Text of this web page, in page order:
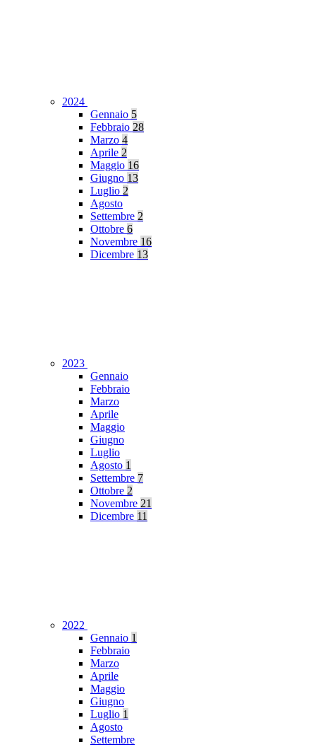
2024
Gennaio 5
Febbraio 28
Marzo 4
Aprile 2
Maggio 16
Giugno 13
Luglio 2
Agosto
Settembre 2
Ottobre 6
Novembre 16
Dicembre 13
2023
Gennaio
Febbraio
Marzo
Aprile
Maggio
Giugno
Luglio
Agosto 1
Settembre 7
Ottobre 2
Novembre 21
Dicembre 11
2022
Gennaio 1
Febbraio
Marzo
Aprile
Maggio
Giugno
Luglio 1
Agosto
Settembre